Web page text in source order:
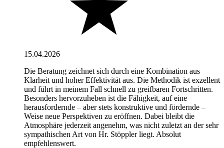
15.04.2026
Die Beratung zeichnet sich durch eine Kombination aus
Klarheit und hoher Effektivität aus. Die Methodik ist exzellent
und führt in meinem Fall schnell zu greifbaren Fortschritten.
Besonders hervorzuheben ist die Fähigkeit, auf eine
herausfordernde – aber stets konstruktive und fördernde –
Weise neue Perspektiven zu eröffnen. Dabei bleibt die
Atmosphäre jederzeit angenehm, was nicht zuletzt an der sehr
sympathischen Art von Hr. Stöppler liegt. Absolut
empfehlenswert.